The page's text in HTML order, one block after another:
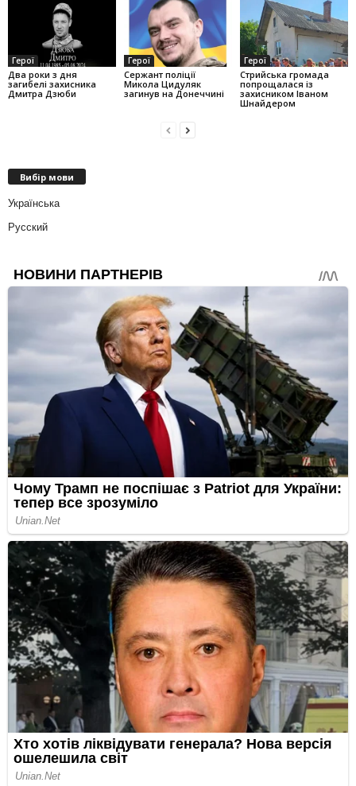
Герої
Два роки з дня
загибелі захисника
Дмитра Дзюби
Герої
Сержант поліції
Микола Цидуляк
загинув на Донеччині
Герої
Стрийська громада
попрощалася із
захисником Іваном
Шнайдером
Вибір мови
Українська
Русский